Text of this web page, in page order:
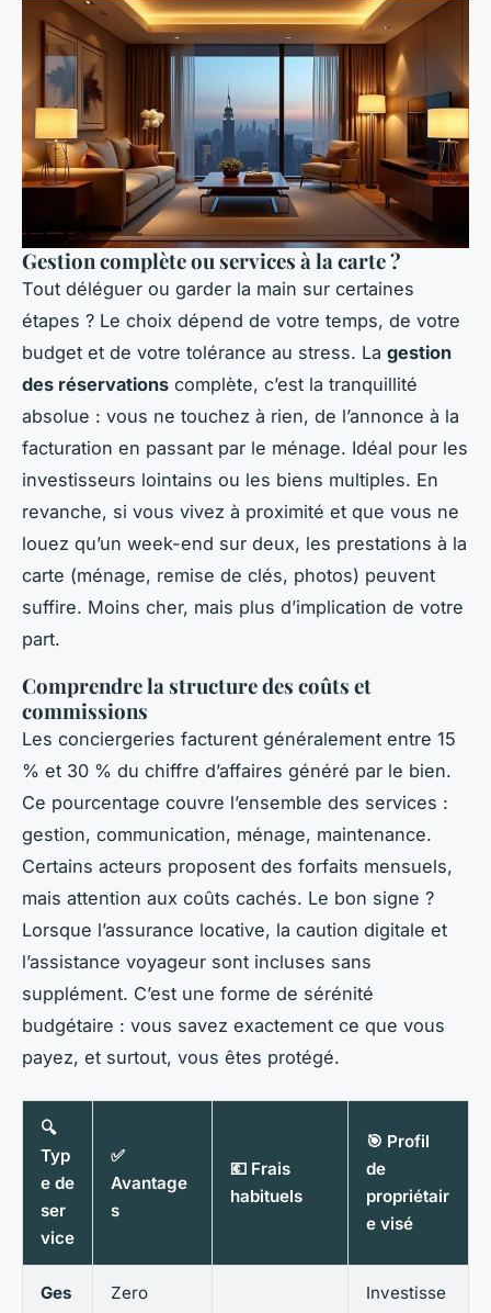
Gestion complète ou services à la carte ?
Tout déléguer ou garder la main sur certaines
étapes ? Le choix dépend de votre temps, de votre
budget et de votre tolérance au stress. La gestion
des réservations complète, c’est la tranquillité
absolue : vous ne touchez à rien, de l’annonce à la
facturation en passant par le ménage. Idéal pour les
investisseurs lointains ou les biens multiples. En
revanche, si vous vivez à proximité et que vous ne
louez qu’un week-end sur deux, les prestations à la
carte (ménage, remise de clés, photos) peuvent
suffire. Moins cher, mais plus d’implication de votre
part.
Comprendre la structure des coûts et
commissions
Les conciergeries facturent généralement entre 15
% et 30 % du chiffre d’affaires généré par le bien.
Ce pourcentage couvre l’ensemble des services :
gestion, communication, ménage, maintenance.
Certains acteurs proposent des forfaits mensuels,
mais attention aux coûts cachés. Le bon signe ?
Lorsque l’assurance locative, la caution digitale et
l’assistance voyageur sont incluses sans
supplément. C’est une forme de sérénité
budgétaire : vous savez exactement ce que vous
payez, et surtout, vous êtes protégé.
🔍
Typ
e de
ser
vice
✅
Avantage
s
💶 Frais
habituels
🎯 Profil
de
propriétair
e visé
Ges
Zero
Investisse